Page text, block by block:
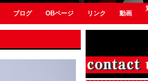
ブログ OBページ リンク 動画